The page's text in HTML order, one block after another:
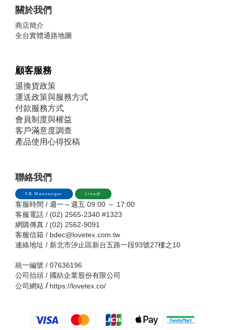
關於我們
商店簡介
全台實體通路地圖
顧客服務
退換貨政策
運送政策與服務方式
付款服務方式
會員制度與權益
客戶滿意度調查
產品使用心得投稿
聯絡我們
FB Messenger Line@
客服時間 / 週一～週五 09:00 ～ 17:00
客服電話 / (02) 2565-2340 #1323
網購傳真 / (02) 2562-9091
客服信箱 / bdec@lovetex.com.tw
連絡地址 / 新北市汐止區新台五路一段93號27樓之10
統一編號 / 07636196
公司抬頭 / 國紡企業股份有限公司
公司網站 / https://lovetex.co/